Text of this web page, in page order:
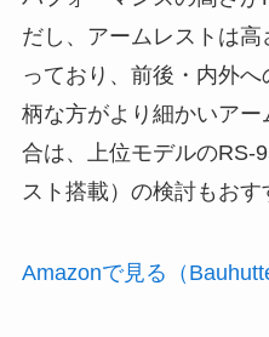
だし、アームレストは
っており、前後・内外
柄な方がより細かいア
合は、上位モデルのRS-
スト搭載）の検討もおす
Amazonで見る（